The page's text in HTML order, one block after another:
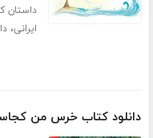
داستان
ایرانی،
دانلود کتاب خرس من